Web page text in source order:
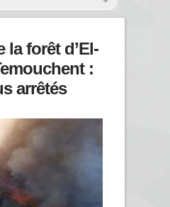
la forêt d’El-
:
arrêtés